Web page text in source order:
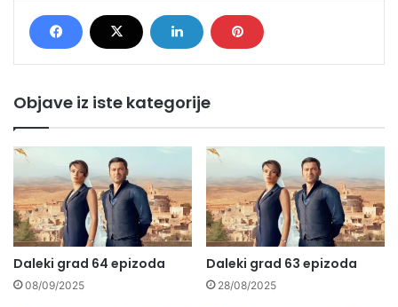
Objave iz iste kategorije
Daleki grad 64 epizoda
08/09/2025
Daleki grad 63 epizoda
28/08/2025